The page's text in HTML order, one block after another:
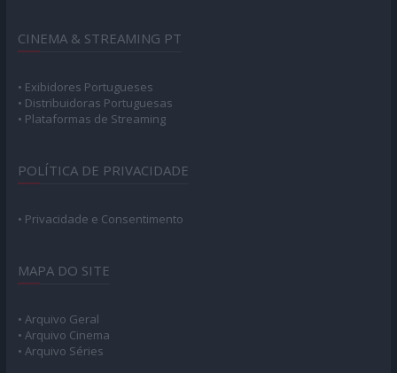
CINEMA & STREAMING PT
• Exibidores Portugueses
• Distribuidoras Portuguesas
• Plataformas de Streaming
POLÍTICA DE PRIVACIDADE
• Privacidade e Consentimento
MAPA DO SITE
• Arquivo Geral
• Arquivo Cinema
• Arquivo Séries